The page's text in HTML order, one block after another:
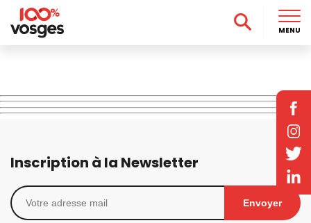
Inscription à la Newsletter
Envoyer
MENU